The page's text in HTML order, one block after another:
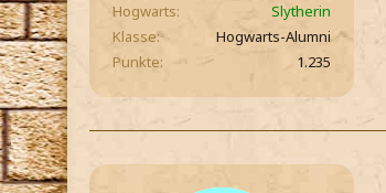
Hogwarts
Slytherin
Klasse
Hogwarts-Alumni
Punkte
1.235